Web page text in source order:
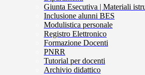
Giunta Esecutiva | Materiali
Inclusione alunni BES
Modulistica personale
Registro Elettronico
Formazione Docenti
PNRR
Tutorial per docenti
Archivio didattico